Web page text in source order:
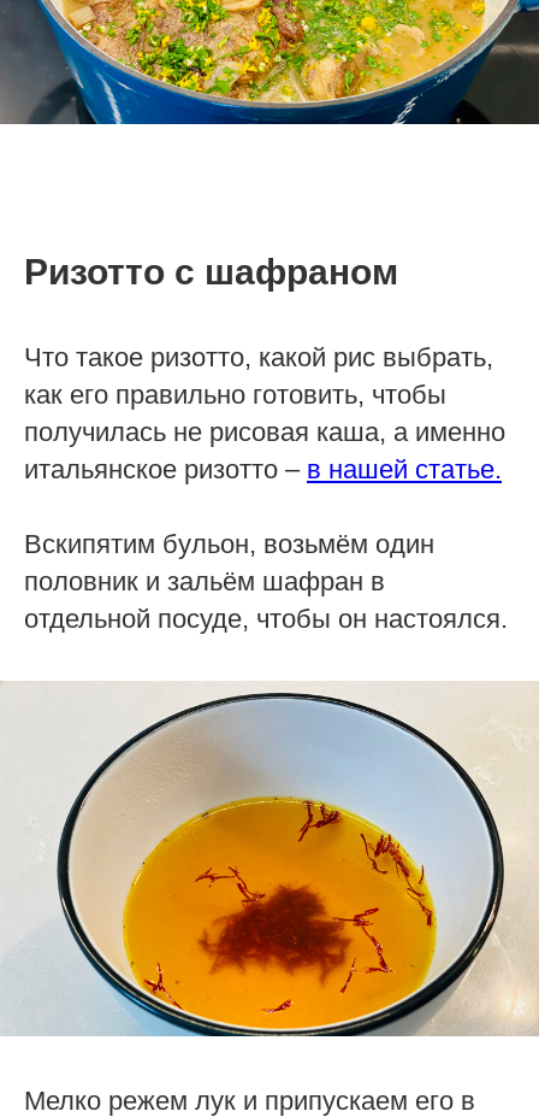
Ризотто с шафраном
Что такое ризотто, какой рис выбрать,
как его правильно готовить, чтобы
получилась не рисовая каша, а именно
итальянское ризотто – в нашей статье.
Вскипятим бульон, возьмём один
половник и зальём шафран в
отдельной посуде, чтобы он настоялся.
Мелко режем лук и припускаем его в